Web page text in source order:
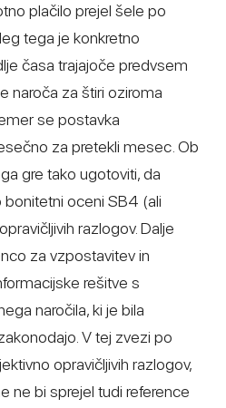
plačilo prejel šele po
tega je konkretno
časa trajajoče predvsem
naroča za štiri oziroma
se postavka
za pretekli mesec. Ob
gre tako ugotoviti, da
oceni SB4 (ali
razlogov. Dalje
za vzpostavitev in
rešitve s
naročila, ki je bila
V tej zvezi po
opravičljivih razlogov,
ne bi sprejel tudi reference